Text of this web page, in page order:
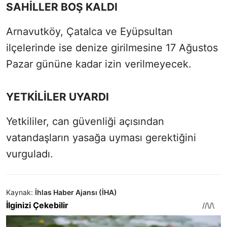
SAHİLLER BOŞ KALDI
Arnavutköy, Çatalca ve Eyüpsultan
ilçelerinde ise denize girilmesine 17 Ağustos
Pazar gününe kadar izin verilmeyecek.
YETKİLİLER UYARDI
Yetkililer, can güvenliği açısından
vatandaşların yasağa uyması gerektiğini
vurguladı.
Kaynak: İhlas Haber Ajansı (İHA)